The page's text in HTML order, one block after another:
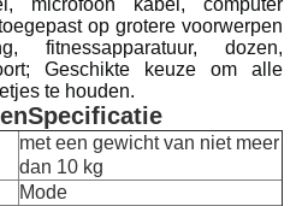
microfoon kabel, computer
op grotere voorwerpen
fitnessapparatuur, dozen,
Geschikte keuze om alle
te houden.
Specificatie
met een gewicht van niet meer
dan 10 kg
Mode